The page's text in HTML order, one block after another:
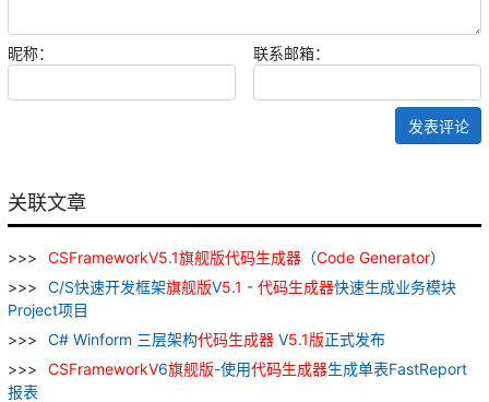
昵称： 联系邮箱：
发表评论
关联文章
CSFrameworkV5.1旗舰版代码生成器 （Code Generator）
C/S快速开发框架旗舰版V5.1 - 代码生成器快速生成业务模块
Project项目
C# Winform 三层架构代码生成器 V5.1版正式发布
CSFrameworkV6旗舰版-使用代码生成器生成单表FastReport
报表